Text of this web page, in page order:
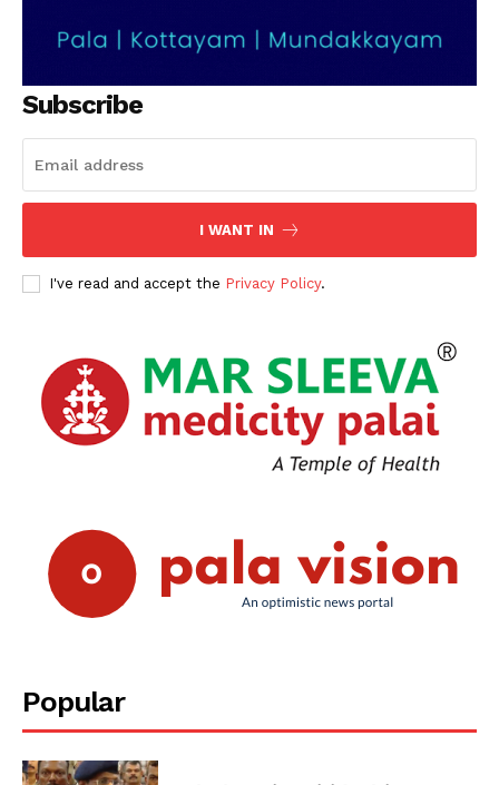
Subscribe
I WANT IN
I've read and accept the Privacy Policy.
Popular